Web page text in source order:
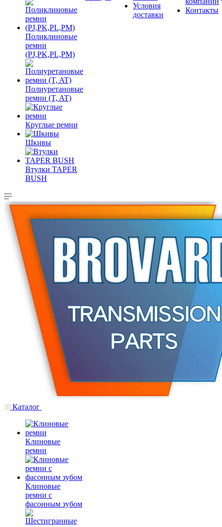
Поликлиновые
ремни
(PJ,PK,PL,PM)
Полиуретановые
ремни (T, AT)
Круглые ремни
Шкивы
Втулки TAPER
BUSH
Условия
доставки
Контакты
Каталог
Клиновые
ремни
Клиновые
ремни с
фасонным зубом